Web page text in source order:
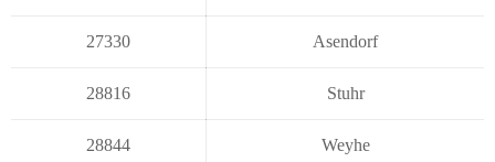
27330 Asendorf
28816 Stuhr
28844 Weyhe